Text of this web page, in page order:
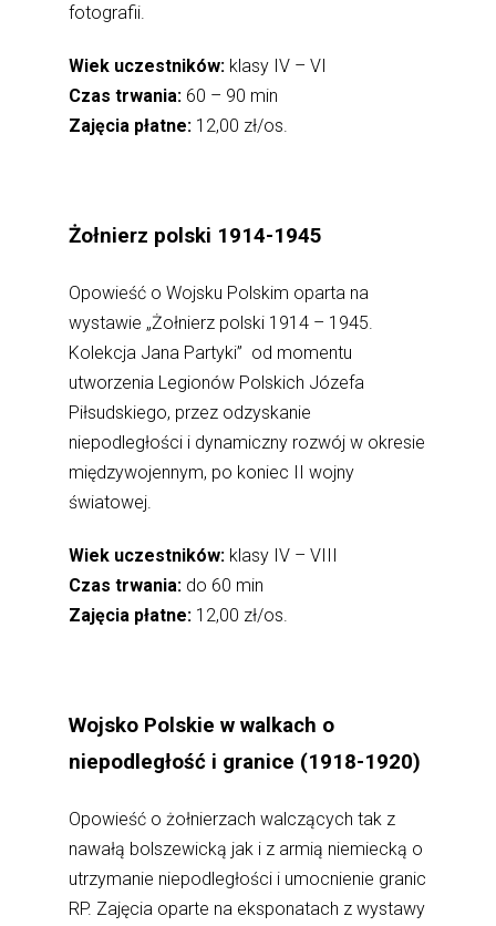
fotografii.
Wiek uczestników: klasy IV – VI
Czas trwania: 60 – 90 min
Zajęcia płatne: 12,00 zł/os.
Żołnierz polski 1914-1945
Opowieść o Wojsku Polskim oparta na
wystawie „Żołnierz polski 1914 – 1945.
Kolekcja Jana Partyki” od momentu
utworzenia Legionów Polskich Józefa
Piłsudskiego, przez odzyskanie
niepodległości i dynamiczny rozwój w okresie
międzywojennym, po koniec II wojny
światowej.
Wiek uczestników: klasy IV – VIII
Czas trwania: do 60 min
Zajęcia płatne: 12,00 zł/os.
Wojsko Polskie w walkach o
niepodległość i granice (1918-1920)
Opowieść o żołnierzach walczących tak z
nawałą bolszewicką jak i z armią niemiecką o
utrzymanie niepodległości i umocnienie granic
RP. Zajęcia oparte na eksponatach z wystawy